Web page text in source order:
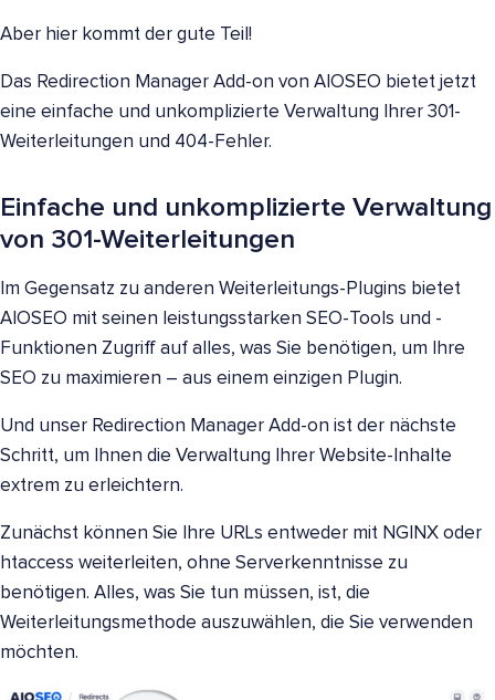
Aber hier kommt der gute Teil!
Das Redirection Manager Add-on von AIOSEO bietet jetzt
eine einfache und unkomplizierte Verwaltung Ihrer 301-
Weiterleitungen und 404-Fehler.
Einfache und unkomplizierte Verwaltung
von 301-Weiterleitungen
Im Gegensatz zu anderen Weiterleitungs-Plugins bietet
AIOSEO mit seinen leistungsstarken SEO-Tools und -
Funktionen Zugriff auf alles, was Sie benötigen, um Ihre
SEO zu maximieren – aus einem einzigen Plugin.
Und unser Redirection Manager Add-on ist der nächste
Schritt, um Ihnen die Verwaltung Ihrer Website-Inhalte
extrem zu erleichtern.
Zunächst können Sie Ihre URLs entweder mit NGINX oder
htaccess weiterleiten, ohne Serverkenntnisse zu
benötigen. Alles, was Sie tun müssen, ist, die
Weiterleitungsmethode auszuwählen, die Sie verwenden
möchten.